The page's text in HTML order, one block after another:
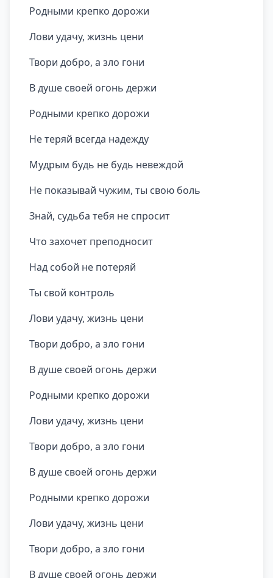
Родными крепко дорожи
Лови удачу, жизнь цени
Твори добро, а зло гони
В душе своей огонь держи
Родными крепко дорожи
Не теряй всегда надежду
Мудрым будь не будь невеждой
Не показывай чужим, ты свою боль
Знай, судьба тебя не спросит
Что захочет преподносит
Над собой не потеряй
Ты свой контроль
Лови удачу, жизнь цени
Твори добро, а зло гони
В душе своей огонь держи
Родными крепко дорожи
Лови удачу, жизнь цени
Твори добро, а зло гони
В душе своей огонь держи
Родными крепко дорожи
Лови удачу, жизнь цени
Твори добро, а зло гони
В душе своей огонь держи